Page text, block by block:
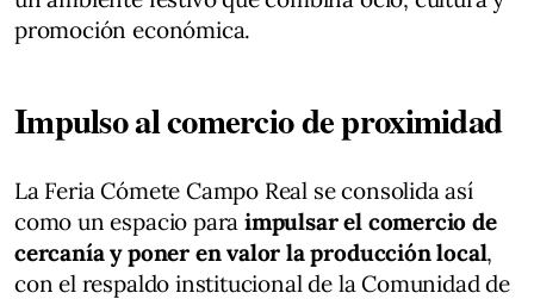
promoción económica.
Impulso al comercio de proximidad
La Feria Cómete Campo Real se consolida así
como un espacio paraimpulsar el comercio de
cercanía y poner en valor la producción local,
con el respaldo institucional de la Comunidad de